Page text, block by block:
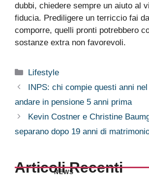
dubbi, chiedere sempre un aiuto al
fiducia. Prediligere un terriccio fai
comporre, quelli pronti potrebbero
sostanze extra non favorevoli.
Categorie
Lifestyle
INPS: chi compie questi anni
andare in pensione 5 anni prima
Kevin Costner e Christine
separano dopo 19 anni di
Articoli Recenti
NEWS